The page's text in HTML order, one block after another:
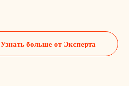
Узнать больше от Эксперта